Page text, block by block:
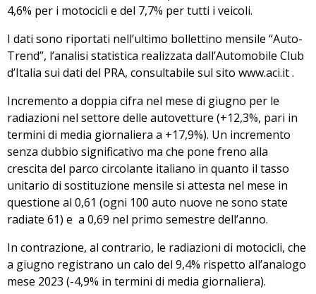
4,6% per i motocicli e del 7,7% per tutti i veicoli.
I dati sono riportati nell’ultimo bollettino mensile “Auto-
Trend”, l’analisi statistica realizzata dall’Automobile Club
d’Italia sui dati del PRA, consultabile sul sito www.aci.it.
Incremento a doppia cifra nel mese di giugno per le
radiazioni nel settore delle autovetture (+12,3%, pari in
termini di media giornaliera a +17,9%). Un incremento
senza dubbio significativo ma che pone freno alla
crescita del parco circolante italiano in quanto il tasso
unitario di sostituzione mensile si attesta nel mese in
questione al 0,61 (ogni 100 auto nuove ne sono state
radiate 61) e a 0,69 nel primo semestre dell’anno.
In contrazione, al contrario, le radiazioni di motocicli, che
a giugno registrano un calo del 9,4% rispetto all’analogo
mese 2023 (-4,9% in termini di media giornaliera).